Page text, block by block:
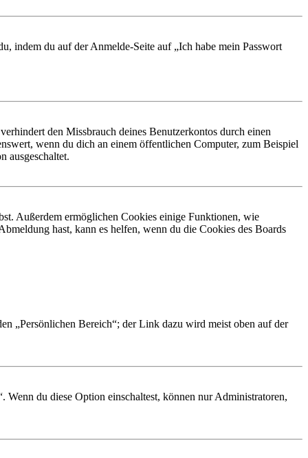
indem du auf der Anmelde-Seite auf „Ich habe mein Passwort
den Missbrauch deines Benutzerkontos durch einen
wenn du dich an einem öffentlichen Computer, zum Beispiel
ausgeschaltet.
Außerdem ermöglichen Cookies einige Funktionen, wie
hast, kann es helfen, wenn du die Cookies des Boards
„Persönlichen Bereich“; der Link dazu wird meist oben auf der
du diese Option einschaltest, können nur Administratoren,